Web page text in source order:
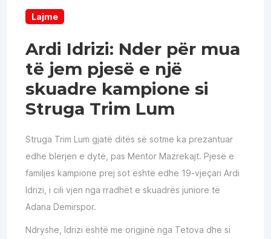
Lajme
Ardi Idrizi: Nder për mua
të jem pjesë e një
skuadre kampione si
Struga Trim Lum
Struga Trim Lum gjatë ditës së sotme ka prezantuar
edhe blerjen e dytë, pas Mentor Mazrekajt. Pjesë e
familjes kampione prej sot është edhe 19-vjeçari Ardi
Idrizi, i cili vjen nga rradhët e skuadrës juniore të
Adana Demirspor.
Ndryshe, Idrizi është me origjinë nga Tetova dhe si